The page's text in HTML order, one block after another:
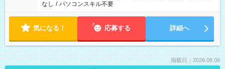
なし / パソコンスキル不要
気になる！ 応募する 詳細へ
掲載日：2026.08.06